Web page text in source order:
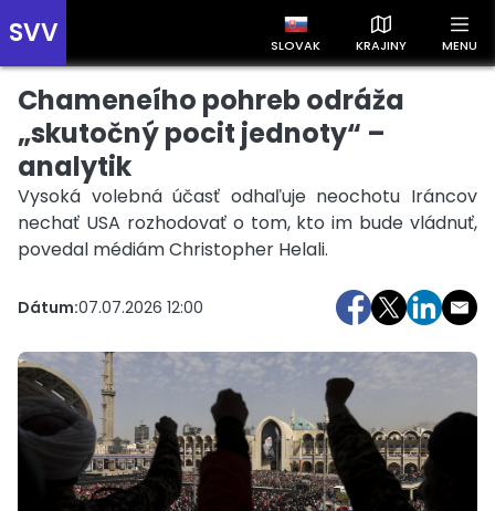
SVV SLOVAK KRAJINY MENU
Prehľad správ podľa krajín
Zobrazte si správy rozdelené podľa krajín a získajte rýchly
prehľad o dianí vo svete.
Slovensko Maďarsko
Chameneího pohreb odráža
„skutočný pocit jednoty“ –
analytik
Vysoká volebná účasť odhaľuje neochotu Iráncov
nechať USA rozhodovať o tom, kto im bude vládnuť,
povedal médiám Christopher Helali.
Dátum:07.07.2026 12:00